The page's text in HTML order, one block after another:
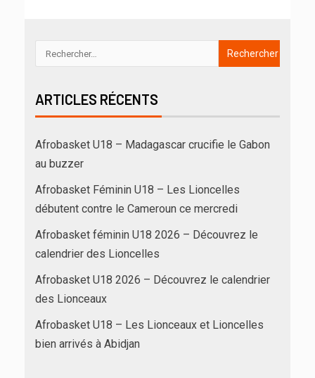
ARTICLES RÉCENTS
Afrobasket U18 – Madagascar crucifie le Gabon
au buzzer
Afrobasket Féminin U18 – Les Lioncelles
débutent contre le Cameroun ce mercredi
Afrobasket féminin U18 2026 – Découvrez le
calendrier des Lioncelles
Afrobasket U18 2026 – Découvrez le calendrier
des Lionceaux
Afrobasket U18 – Les Lionceaux et Lioncelles
bien arrivés à Abidjan